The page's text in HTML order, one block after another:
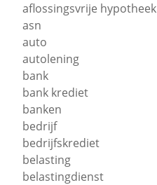
aflossingsvrije hypotheek
asn
auto
autolening
bank
bank krediet
banken
bedrijf
bedrijfskrediet
belasting
belastingdienst